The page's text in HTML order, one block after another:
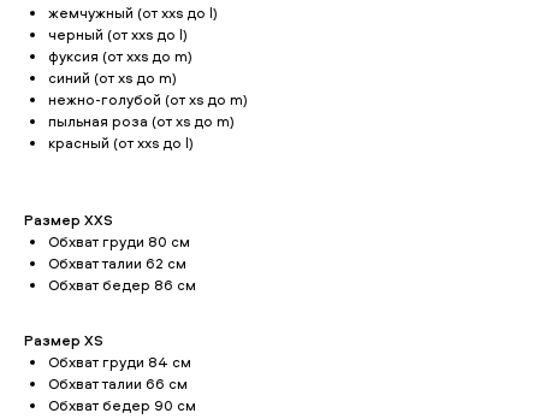
жемчужный (от xxs до l)
черный (от xxs до l)
фуксия (от xxs до m)
синий (от xs до m)
нежно-голубой (от xs до m)
пыльная роза (от xs до m)
красный (от xxs до l)
Размер XXS
Обхват груди 80 см
Обхват талии 62 см
Обхват бедер 86 см
Размер XS
Обхват груди 84 см
Обхват талии 66 см
Обхват бедер 90 см